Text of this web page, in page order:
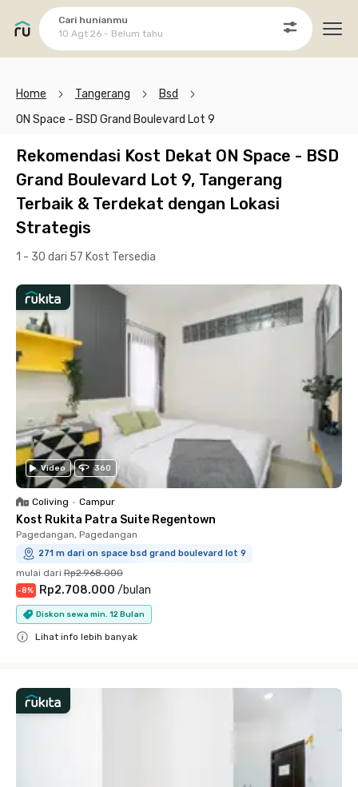
Cari hunianmu
10 Agt 26 - Belum tahu
Home Tangerang
Bsd
ON Space - BSD Grand Boulevard Lot 9
Rekomendasi Kost Dekat ON Space - BSD
Grand Boulevard Lot 9, Tangerang
Terbaik & Terdekat dengan Lokasi
Strategis
1 - 30 dari 57 Kost Tersedia
Video 360
Coliving • Campur
Kost Rukita Patra Suite Regentown
Pagedangan, Pagedangan
271 m dari on space bsd grand boulevard lot 9
mulai dari Rp2.968.000
-8% Rp2.708.000 /bulan
Diskon sewa min. 12 Bulan
Lihat info lebih banyak